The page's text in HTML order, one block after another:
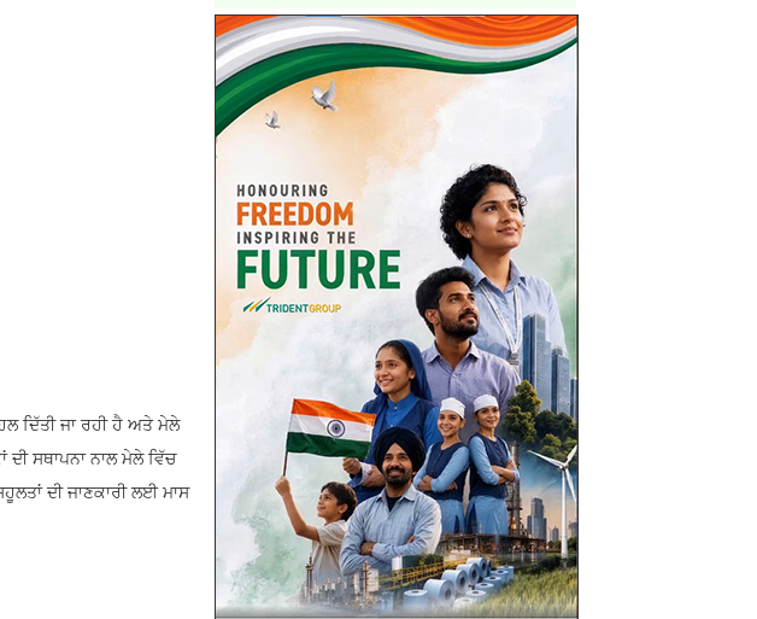
ਦਿੱਤੀ ਜਾ ਰਹੀ ਹੈ ਅਤੇ ਮੇਲੇ
ਸਥਾਪਨਾ ਨਾਲ ਮੇਲੇ ਵਿੱਚ
ਦੀ ਜਾਣਕਾਰੀ ਲਈ ਮਾਸ